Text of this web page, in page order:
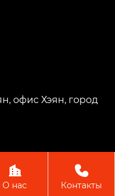
офис Хэян, город
Ляньгуань Пластик

О нас

Контакты